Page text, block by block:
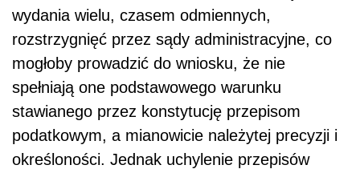
wydania wielu, czasem odmiennych,
rozstrzygnięć przez sądy administracyjne, co
mogłoby prowadzić do wniosku, że nie
spełniają one podstawowego warunku
stawianego przez konstytucję przepisom
podatkowym, a mianowicie należytej precyzji i
określoności. Jednak uchylenie przepisów